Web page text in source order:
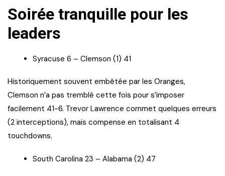
Soirée tranquille pour les
leaders
Syracuse 6 – Clemson (1) 41
Historiquement souvent embêtée par les Oranges,
Clemson n’a pas tremblé cette fois pour s’imposer
facilement 41-6. Trevor Lawrence commet quelques erreurs
(2 interceptions), mais compense en totalisant 4
touchdowns.
South Carolina 23 – Alabama (2) 47